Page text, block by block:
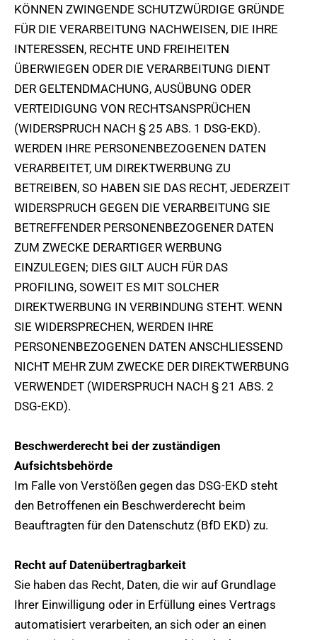
KÖNNEN ZWINGENDE SCHUTZWÜRDIGE GRÜNDE
FÜR DIE VERARBEITUNG NACHWEISEN, DIE IHRE
INTERESSEN, RECHTE UND FREIHEITEN
ÜBERWIEGEN ODER DIE VERARBEITUNG DIENT
DER GELTENDMACHUNG, AUSÜBUNG ODER
VERTEIDIGUNG VON RECHTSANSPRÜCHEN
(WIDERSPRUCH NACH § 25 ABS. 1 DSG-EKD).
WERDEN IHRE PERSONENBEZOGENEN DATEN
VERARBEITET, UM DIREKTWERBUNG ZU
BETREIBEN, SO HABEN SIE DAS RECHT, JEDERZEIT
WIDERSPRUCH GEGEN DIE VERARBEITUNG SIE
BETREFFENDER PERSONENBEZOGENER DATEN
ZUM ZWECKE DERARTIGER WERBUNG
EINZULEGEN; DIES GILT AUCH FÜR DAS
PROFILING, SOWEIT ES MIT SOLCHER
DIREKTWERBUNG IN VERBINDUNG STEHT. WENN
SIE WIDERSPRECHEN, WERDEN IHRE
PERSONENBEZOGENEN DATEN ANSCHLIESSEND
NICHT MEHR ZUM ZWECKE DER DIREKTWERBUNG
VERWENDET (WIDERSPRUCH NACH § 21 ABS. 2
DSG-EKD).
Beschwerderecht bei der zuständigen
Aufsichtsbehörde
Im Falle von Verstößen gegen das DSG-EKD steht
den Betroffenen ein Beschwerderecht beim
Beauftragten für den Datenschutz (BfD EKD) zu.
Recht auf Datenübertragbarkeit
Sie haben das Recht, Daten, die wir auf Grundlage
Ihrer Einwilligung oder in Erfüllung eines Vertrags
automatisiert verarbeiten, an sich oder an einen